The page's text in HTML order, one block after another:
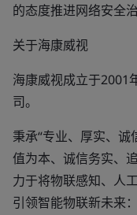
的态度推进网络安全治
关于海康威视
海康威视成立于2001
司。
秉承“专业、厚实、诚
值为本、诚信务实、
力于将物联感知、人
引领智能物联新未来